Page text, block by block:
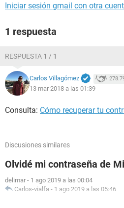
Iniciar sesión gmail con otra
1 respuesta
RESPUESTA 1 / 1
Carlos Villagómez
13 mar 2018 a las 01:39
Consulta: Cómo recuperar tu
Discusiones similares
Olvidé mi contraseña de
delimar - 1 ago 2019 a las 00:04
Carlos-vialfa - 1 ago 2019 a las 05:46